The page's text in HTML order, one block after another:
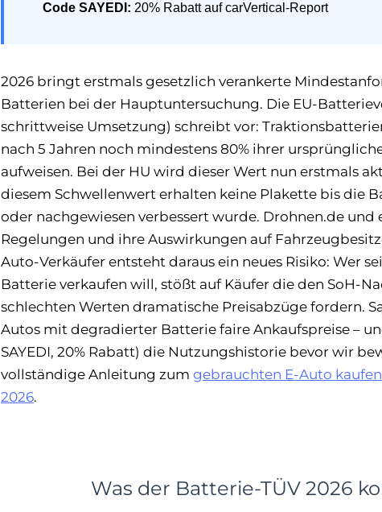
Code SAYEDI: 20% Rabatt auf carVertical-Report
2026 bringt erstmals gesetzlich verankerte
Batterien bei der Hauptuntersuchung. Die EU-
schrittweise Umsetzung) schreibt vor:
nach 5 Jahren noch mindestens 80% ihrer
aufweisen. Bei der HU wird dieser Wert nun erstmals
diesem Schwellenwert erhalten keine Plakette bis die
oder nachgewiesen verbessert wurde. Drohnen.de
Regelungen und ihre Auswirkungen auf
Auto-Verkäufer entsteht daraus ein neues Risiko: Wer
Batterie verkaufen will, stößt auf Käufer die den SoH-
schlechten Werten dramatische Preisabzüge fordern.
Autos mit degradierter Batterie faire Ankaufspreise –
SAYEDI, 20% Rabatt) die Nutzungshistorie bevor wir
vollständige Anleitung zum gebrauchten E-Auto
2026.
Was der Batterie-TÜV 2026